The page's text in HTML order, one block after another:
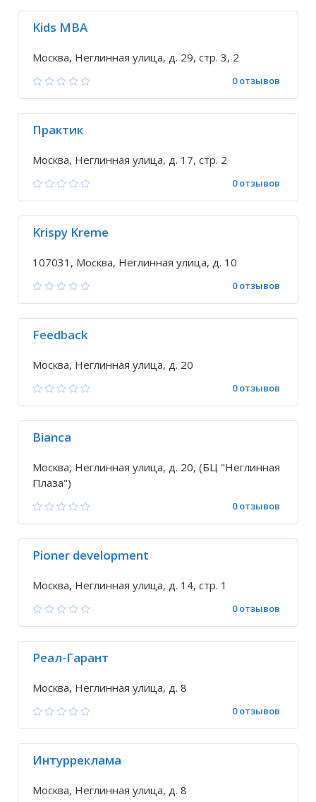
Kids MBA
Москва, Неглинная улица, д. 29, стр. 3, 2
0 отзывов
Практик
Москва, Неглинная улица, д. 17, стр. 2
0 отзывов
Krispy Kreme
107031, Москва, Неглинная улица, д. 10
0 отзывов
Feedback
Москва, Неглинная улица, д. 20
0 отзывов
Bianca
Москва, Неглинная улица, д. 20, (БЦ "Неглинная
Плаза")
0 отзывов
Pioner development
Москва, Неглинная улица, д. 14, стр. 1
0 отзывов
Реал-Гарант
Москва, Неглинная улица, д. 8
0 отзывов
Интурреклама
Москва, Неглинная улица, д. 8